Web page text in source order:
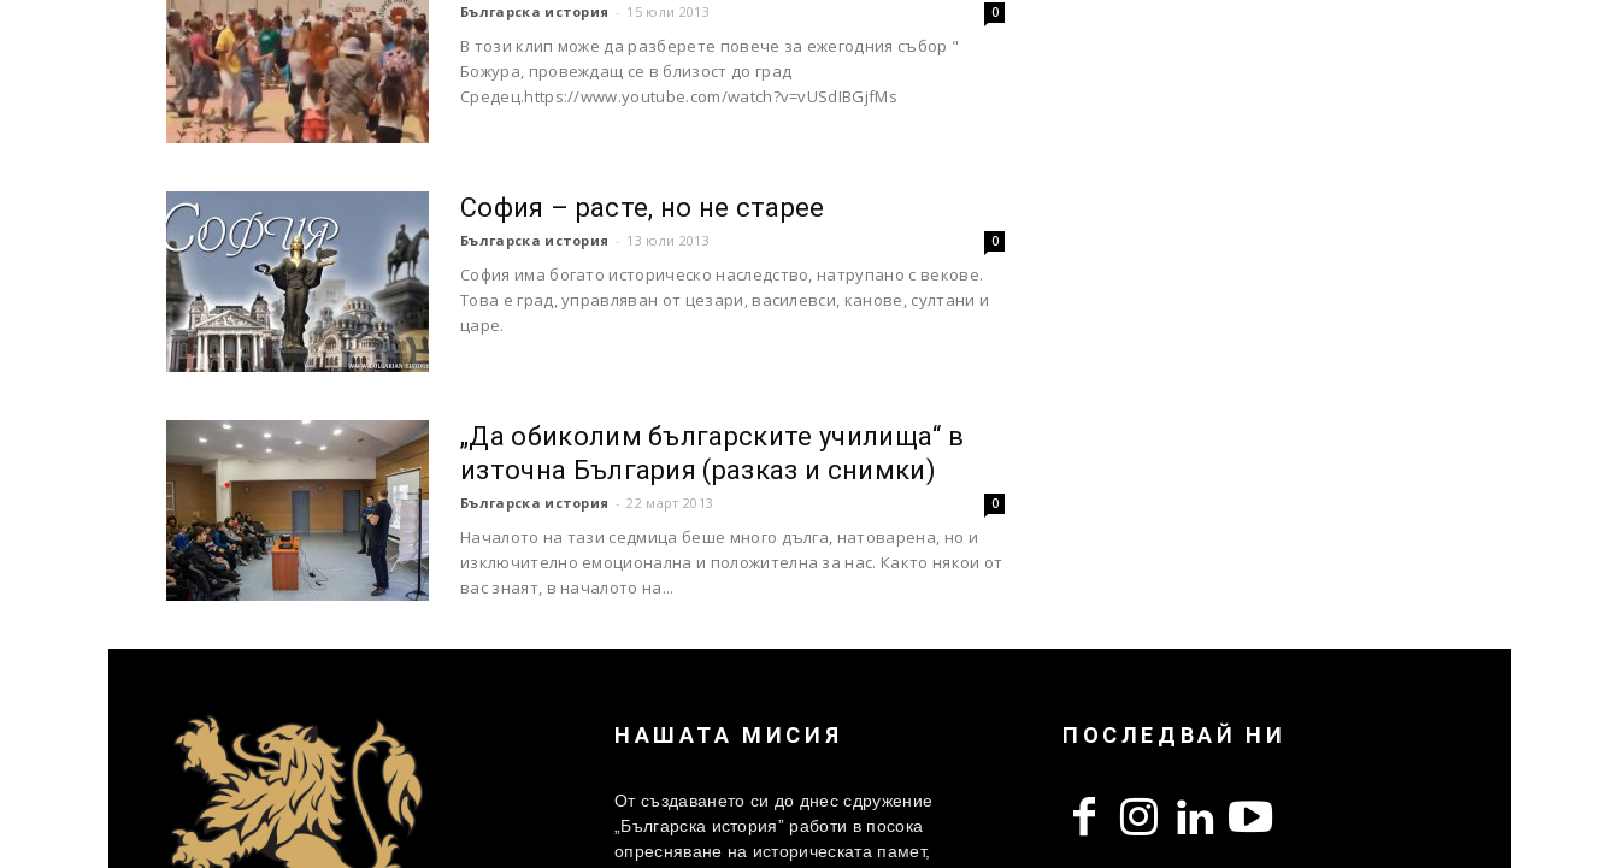
Българска история - 15 юли 2013 0
В този клип може да разберете повече за ежегодния събор "
Божура, провеждащ се в близост до град
Средец.https://www.youtube.com/watch?v=vUSdIBGjfMs
София – расте, но не старее
Българска история - 13 юли 2013 0
София има богато историческо наследство, натрупано с векове.
Това е град, управляван от цезари, василевси, канове, султани и
царе.
„Да обиколим българските училища“ в
източна България (разказ и снимки)
Българска история - 22 март 2013 0
Началото на тази седмица беше много дълга, натоварена, но и
изключително емоционална и положителна за нас. Както някои от
вас знаят, в началото на...
НАШАТА МИСИЯ
От създаването си до днес сдружение
„Българска история” работи в посока
опресняване на историческата памет,
ПОСЛЕДВАЙ НИ